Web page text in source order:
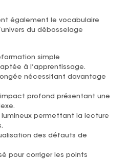
également le vocabulaire
du débosselage
simple
à l’apprentissage.
nécessitant davantage
profond présentant une
permettant la lecture
des défauts de
pour corriger les points